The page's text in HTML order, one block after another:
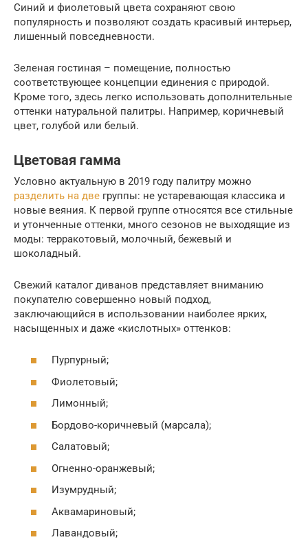
Синий и фиолетовый цвета сохраняют свою
популярность и позволяют создать красивый интерьер,
лишенный повседневности.
Зеленая гостиная – помещение, полностью
соответствующее концепции единения с природой.
Кроме того, здесь легко использовать дополнительные
оттенки натуральной палитры. Например, коричневый
цвет, голубой или белый.
Цветовая гамма
Условно актуальную в 2019 году палитру можно
разделить на две группы: не устаревающая классика и
новые веяния. К первой группе относятся все стильные
и утонченные оттенки, много сезонов не выходящие из
моды: терракотовый, молочный, бежевый и
шоколадный.
Свежий каталог диванов представляет вниманию
покупателю совершенно новый подход,
заключающийся в использовании наиболее ярких,
насыщенных и даже «кислотных» оттенков:
Пурпурный;
Фиолетовый;
Лимонный;
Бордово-коричневый (марсала);
Салатовый;
Огненно-оранжевый;
Изумрудный;
Аквамариновый;
Лавандовый;